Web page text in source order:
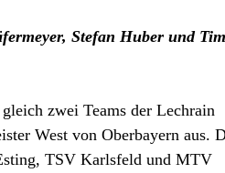
Stefan Huber und Tim
zwei Teams der Lechrain
West von Oberbayern aus.
TSV Karlsfeld und MTV